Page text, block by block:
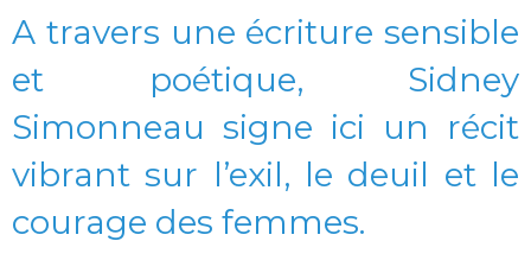
A travers une écriture sensible
et poétique, Sidney
Simonneau signe ici un récit
vibrant sur l’exil, le deuil et le
courage des femmes.